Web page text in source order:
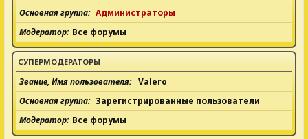
Основная группа
Администраторы
Модератор Все форумы
СУПЕРМОДЕРАТОРЫ
Звание, Имя пользователя
Valero
Основная группа
Зарегистрированные пользователи
Модератор Все форумы